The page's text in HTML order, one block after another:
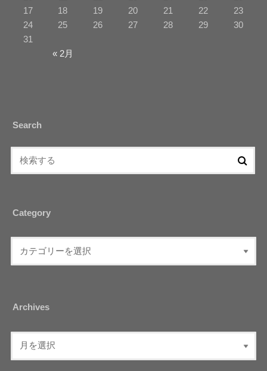
« 2月
17
18 19 20 21 22
23
24
25 26 27 28 29
30
31
Search
Category
Archives